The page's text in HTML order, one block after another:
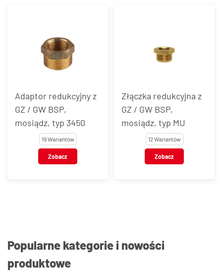
Adaptor redukcyjny z
GZ / GW BSP,
mosiądz, typ 3450
19 Wariantów
Zobacz
Złączka redukcyjna z
GZ / GW BSP,
mosiądz, typ MU
12 Wariantów
Zobacz
Popularne kategorie i nowości
produktowe